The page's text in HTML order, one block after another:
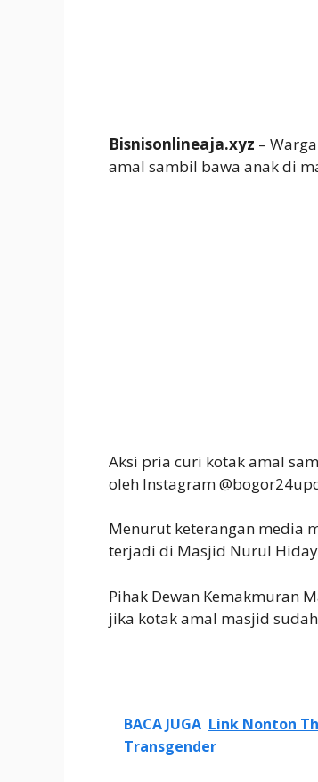
Bisnisonlineaja.xyz –
amal sambil bawa anak di
Aksi pria curi kotak amal
oleh Instagram
Menurut keterangan media
terjadi di Masjid Nurul
Pihak Dewan Kemakmuran
jika kotak amal masjid
BACA JUGA Link Nonton
Transgender